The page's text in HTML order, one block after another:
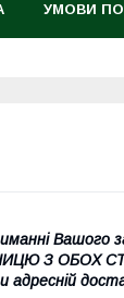
УМОВИ
Вашого
З ОБОХ